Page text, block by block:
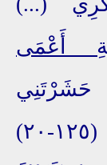
أَعْمَى
حَشَرْتَنِي
(١٢٥-٢٠)